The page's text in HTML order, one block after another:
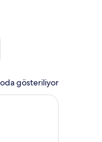
et Ağu 14 -
gösteriliyor
| Masa, güneşlik/perde,